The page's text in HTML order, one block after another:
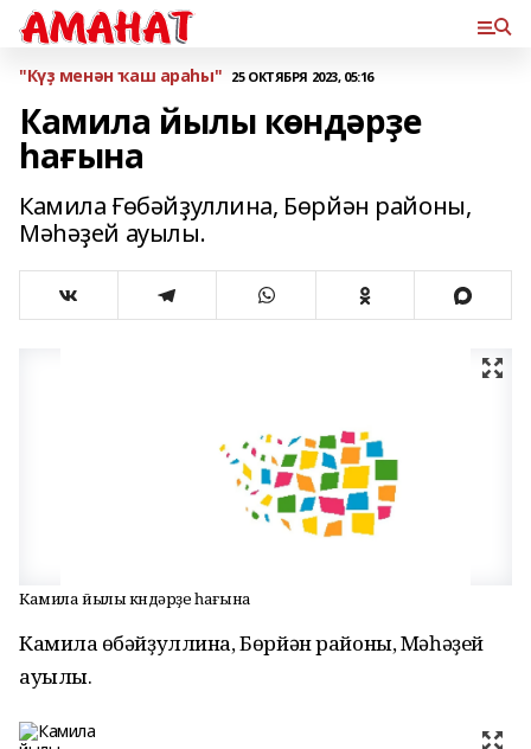
"Күҙ менән ҡаш араһы" 25 ОКТЯБРЯ 2023, 05:16
Камила йылы көндәрҙе
һағына
Камила Ғөбәйҙуллина, Бөрйән районы,
Мәһәҙей ауылы.
Камила йылы көндәрҙе һағына
Камила Ғөбәйҙуллина, Бөрйән районы, Мәһәҙей
ауылы.